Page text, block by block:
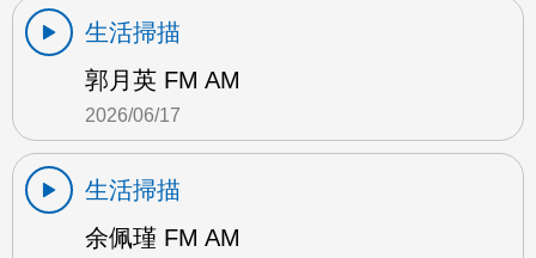
生活掃描
郭月英 FM AM
2026/06/17
生活掃描
余佩瑾 FM AM